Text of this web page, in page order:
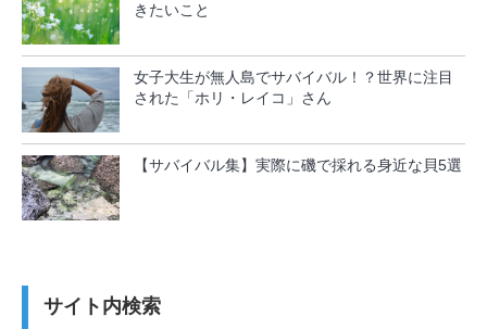
きたいこと
女子大生が無人島でサバイバル！？世界に注目
された「ホリ・レイコ」さん
【サバイバル集】実際に磯で採れる身近な貝5選
サイト内検索